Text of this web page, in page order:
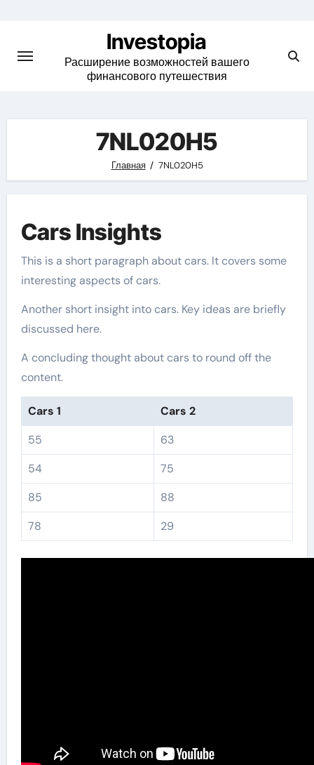
content
Investopia
Расширение возможностей вашего
финансового путешествия
7NL020H5
Главная 7NL020H5
Cars Insights
This is a short paragraph about cars. It covers some
interesting aspects of cars.
Another short insight into cars. Key ideas are briefly
discussed here.
A concluding thought about cars to round off the
content.
Cars 1
Cars 2
55
63
54
75
85
88
78
29